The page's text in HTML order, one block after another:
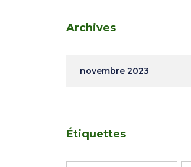
Archives
novembre 2023
Étiquettes